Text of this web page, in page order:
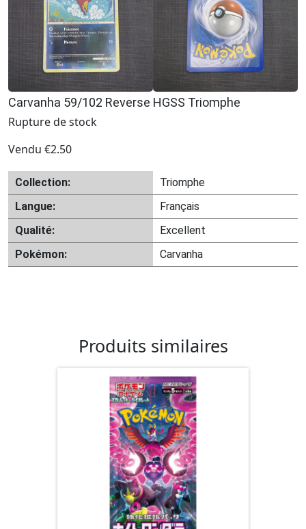
Carvanha 59/102 Reverse HGSS Triomphe
Rupture de stock
Vendu €2.50
Collection:
Triomphe
Langue:
Français
Qualité:
Excellent
Pokémon:
Carvanha
Produits similaires